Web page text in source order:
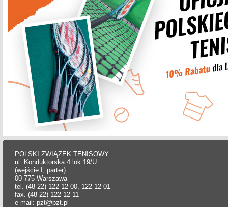
POLSKI ZWIĄZEK TENISOWY
ul. Konduktorska 4 lok.19/U
(wejście I, parter).
00-775 Warszawa
tel. (48-22) 122 12 00, 122 12 01
fax. (48-22) 122 12 11
e-mail: pzt@pzt.pl